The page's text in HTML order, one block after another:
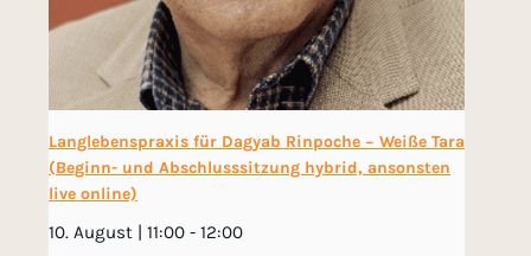
Langlebenspraxis für Dagyab Rinpoche − Weiße Tara
(Beginn- und Abschlusssitzung hybrid, ansonsten
live online)
10. August | 11:00 - 12:00